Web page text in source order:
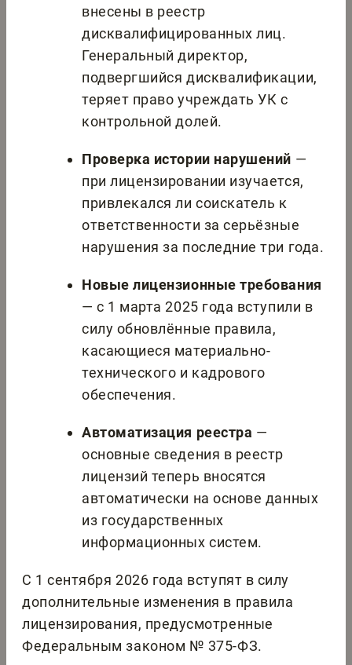
внесены в реестр
дисквалифицированных лиц.
Генеральный директор,
подвергшийся дисквалификации,
теряет право учреждать УК с
контрольной долей.
Проверка истории нарушений —
при лицензировании изучается,
привлекался ли соискатель к
ответственности за серьёзные
нарушения за последние три года.
Новые лицензионные требования
— с 1 марта 2025 года вступили в
силу обновлённые правила,
касающиеся материально-
технического и кадрового
обеспечения.
Автоматизация реестра —
основные сведения в реестр
лицензий теперь вносятся
автоматически на основе данных
из государственных
информационных систем.
С 1 сентября 2026 года вступят в силу
дополнительные изменения в правила
лицензирования, предусмотренные
Федеральным законом № 375-ФЗ.